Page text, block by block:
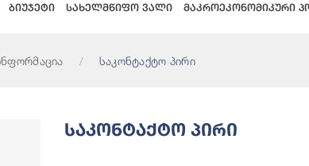
ბიუჯეტი სახელმწიფო ვალი მაკროეკონომიკური
საკონტაქტო პირი
Საკონტაქტო Პირი